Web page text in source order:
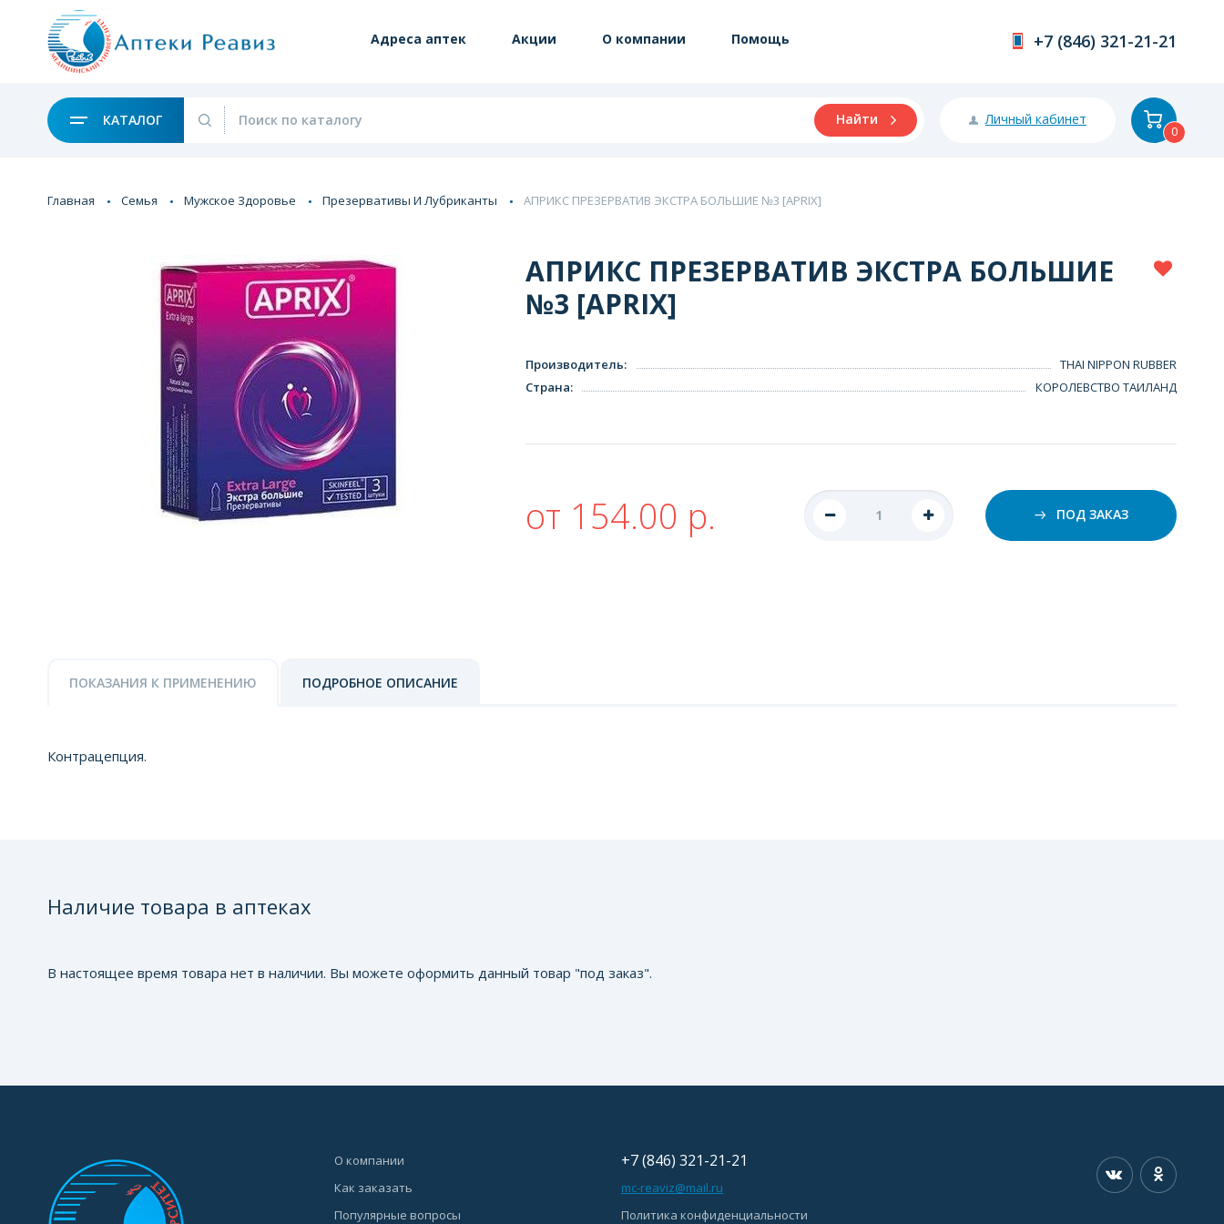
Адреса аптек Акции О компании Помощь +7 (846) 321-21-21
КАТАЛОГ Найти Личный кабинет
0
Главная Семья Мужское Здоровье Презервативы И Лубриканты АПРИКС ПРЕЗЕРВАТИВ ЭКСТРА БОЛЬШИЕ №3 [APRIX]
АПРИКС ПРЕЗЕРВАТИВ ЭКСТРА БОЛЬШИЕ
№3 [APRIX]
Производитель:
THAI NIPPON RUBBER
Страна: КОРОЛЕВСТВО ТАИЛАНД
от 154.00 р. ПОД ЗАКАЗ
ПОКАЗАНИЯ К ПРИМЕНЕНИЮ ПОДРОБНОЕ ОПИСАНИЕ
Контрацепция.
Наличие товара в аптеках
В настоящее время товара нет в наличии. Вы можете оформить данный товар "под заказ".
О компании
Как заказать
Популярные вопросы
+7 (846) 321-21-21
mc-reaviz@mail.ru
Политика конфиденциальности